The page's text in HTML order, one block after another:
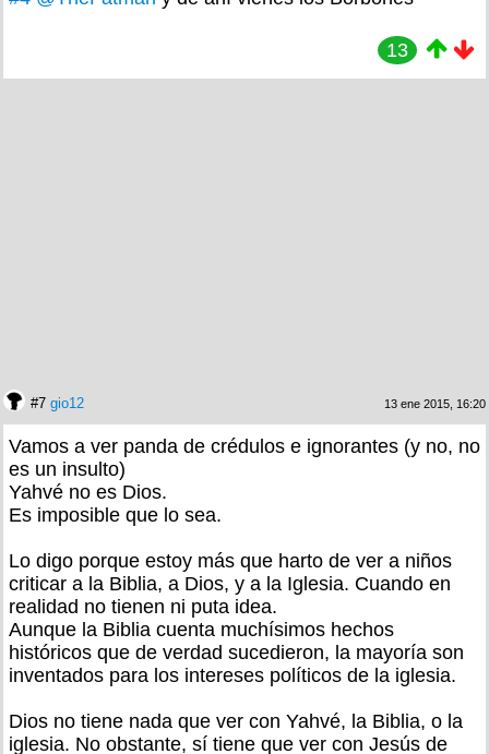
13
#7 gio12 13 ene 2015, 16:20
Vamos a ver panda de crédulos e ignorantes (y no, no
es un insulto)
Yahvé no es Dios.
Es imposible que lo sea.
Lo digo porque estoy más que harto de ver a niños
criticar a la Biblia, a Dios, y a la Iglesia. Cuando en
realidad no tienen ni puta idea.
Aunque la Biblia cuenta muchísimos hechos
históricos que de verdad sucedieron, la mayoría son
inventados para los intereses políticos de la iglesia.
Dios no tiene nada que ver con Yahvé, la Biblia, o la
iglesia. No obstante, sí tiene que ver con Jesús de